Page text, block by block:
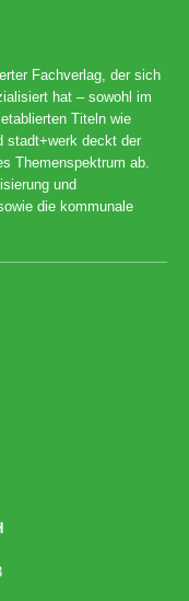
Fachverlag, der sich
hat – sowohl im
Titeln wie
stadt+werk deckt der
Themenspektrum ab.
und
die kommunale